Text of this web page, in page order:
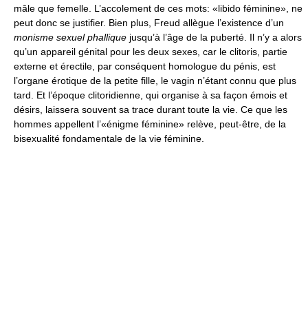
mâle que femelle. L’accolement de ces mots: «libido féminine», ne
peut donc se justifier. Bien plus, Freud allègue l’existence d’un
monisme sexuel phallique jusqu’à l’âge de la puberté. Il n’y a alors
qu’un appareil génital pour les deux sexes, car le clitoris, partie
externe et érectile, par conséquent homologue du pénis, est
l’organe érotique de la petite fille, le vagin n’étant connu que plus
tard. Et l’époque clitoridienne, qui organise à sa façon émois et
désirs, laissera souvent sa trace durant toute la vie. Ce que les
hommes appellent l’«énigme féminine» relève, peut-être, de la
bisexualité fondamentale de la vie féminine.